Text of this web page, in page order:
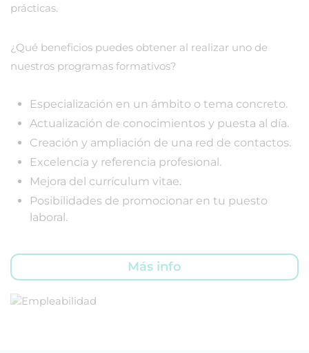
prácticas.
¿Qué beneficios puedes obtener al realizar uno de
nuestros programas formativos?
Especialización en un ámbito o tema concreto.
Actualización de conocimientos y puesta al día.
Creación y ampliación de una red de contactos.
Excelencia y referencia profesional.
Mejora del currículum vitae.
Posibilidades de promocionar en tu puesto
laboral.
Más info